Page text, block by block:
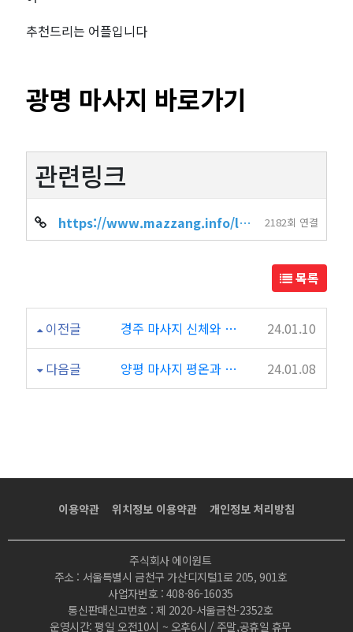
추천드리는 어플입니다
광명 마사지 바로가기
관련링크
https://www.mazzang.info/location_shop.php?sido=%EA%B2%BD%EA%B8%B0&gug… 2182회 연결
목록
이전글 경주 마사지 신체와 마음을 돌보는 공간 24.01.10
다음글 양평 마사지 평온과 휴식의 낙원 24.01.08
이용약관 위치정보 이용약관 개인정보 처리방침
주식회사 에이원트
주소 : 서울특별시 금천구 가산디지털1로 205, 901호
사업자번호 : 408-86-16035
통신판매신고번호 : 제 2020-서울금천-2352호
운영시간: 평일 오전10시 ~ 오후6시 / 주말,공휴일 휴무